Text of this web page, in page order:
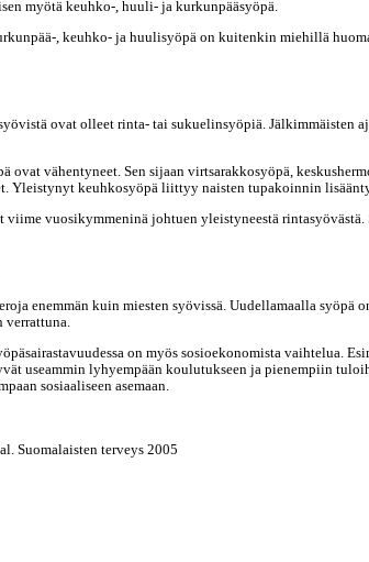
myötä keuhko-, huuli- ja kurkunpääsyöpä.
, keuhko- ja huulisyöpä on kuitenkin miehillä
ovat olleet rinta- tai sukuelinsyöpiä. Jälkimmäisten
ovat vähentyneet. Sen sijaan virtsarakkosyöpä,
Yleistynyt keuhkosyöpä liittyy naisten tupakoinnin
viime vuosikymmeninä johtuen yleistyneestä
enemmän kuin miesten syövissä. Uudellamaalla syöpä
verrattuna.
on myös sosioekonomista vaihtelua.
useammin lyhyempään koulutukseen ja pienempiin
sosiaaliseen asemaan.
Suomalaisten terveys 2005